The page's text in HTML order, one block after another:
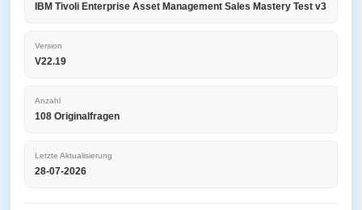
IBM Tivoli Enterprise Asset Management Sales Mastery Test v3
Version
V22.19
Anzahl
108 Originalfragen
Letzte Aktualisierung
28-07-2026